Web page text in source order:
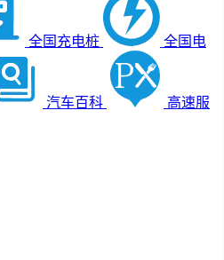
全国充电桩 全国电
汽车百科
高速服